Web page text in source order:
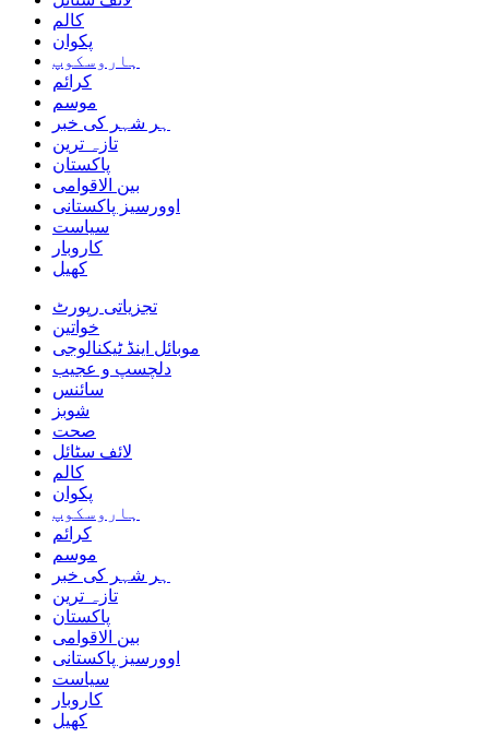
کالم
پکوان
ہاروسکوپ
کرائم
موسم
ہر شہر کی خبر
تازہ ترین
پاکستان
بین الاقوامی
اوورسیز پاکستانی
سیاست
کاروبار
کھیل
تجزیاتی رپورٹ
خواتین
موبائل اینڈ ٹیکنالوجی
دلچسپ و عجیب
سائنس
شوبز
صحت
لائف سٹائل
کالم
پکوان
ہاروسکوپ
کرائم
موسم
ہر شہر کی خبر
تازہ ترین
پاکستان
بین الاقوامی
اوورسیز پاکستانی
سیاست
کاروبار
کھیل